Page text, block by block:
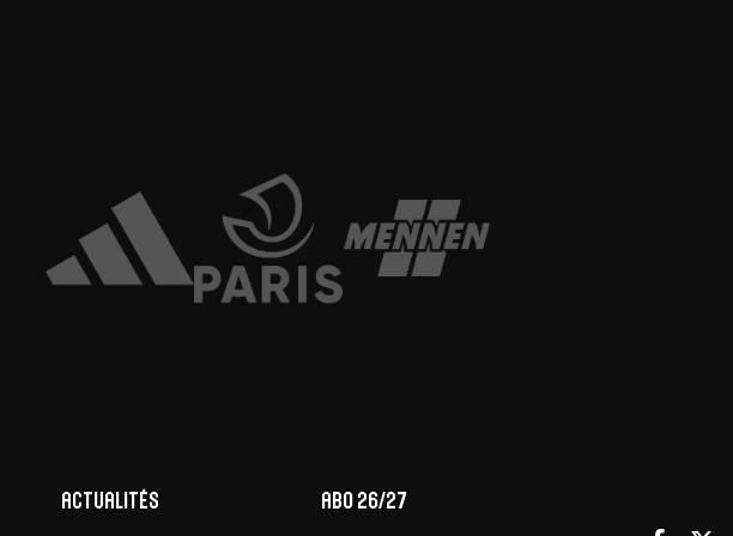
Actualités
ABO 26/27